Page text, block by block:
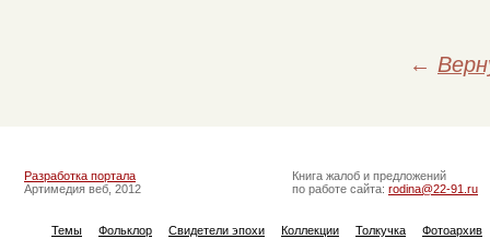
←
Разработка портала
Артимедия веб, 2012
Книга жалоб и предложений
по работе сайта: rodina@22-91.ru
Темы Фольклор Свидетели эпохи Коллекции Толкучка Фотоархив